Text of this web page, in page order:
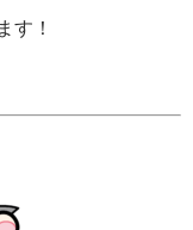
す！